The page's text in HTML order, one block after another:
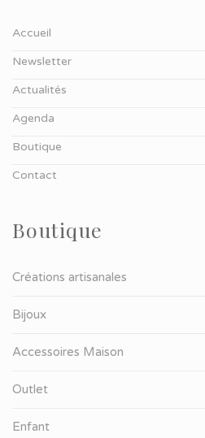
Accueil
Newsletter
Actualités
Agenda
Boutique
Contact
Boutique
Créations artisanales
Bijoux
Accessoires Maison
Outlet
Enfant